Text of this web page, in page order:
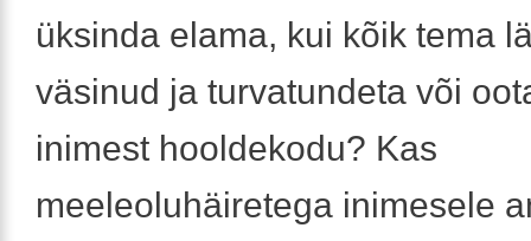
üksinda elama, kui kõik tema
väsinud ja turvatundeta või
inimest hooldekodu? Kas
meeleoluhäiretega inimesele